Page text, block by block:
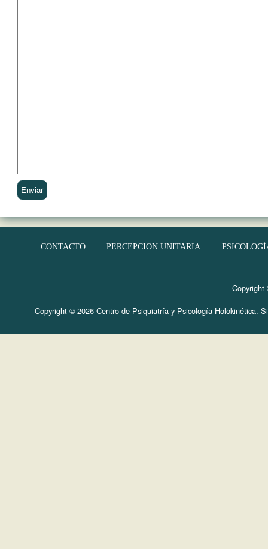
CONTACTO PERCEPCION UNITARIA
Copyright
Copyright © 2026 Centro de Psiquiatría y Psicología Holokinética.